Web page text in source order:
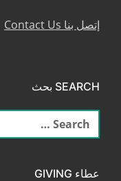
إتصل بنا Contact Us
SEARCH بحث
البحث
عن:
عطاء GIVING